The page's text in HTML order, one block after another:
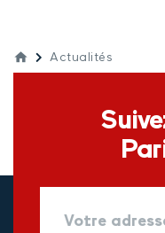
Actualités